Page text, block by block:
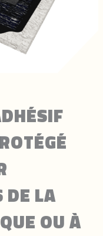
DE LA
OU À